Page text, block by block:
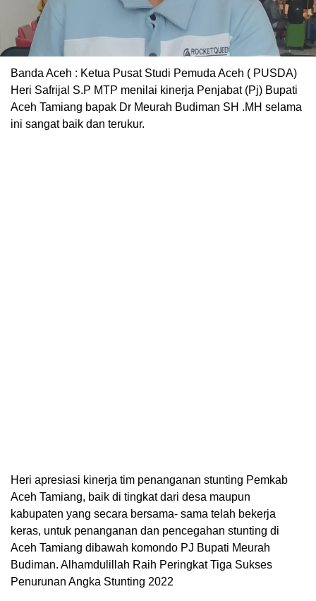
Banda Aceh : Ketua Pusat Studi Pemuda Aceh ( PUSDA)
Heri Safrijal S.P MTP menilai kinerja Penjabat (Pj) Bupati
Aceh Tamiang bapak Dr Meurah Budiman SH .MH selama
ini sangat baik dan terukur.
Heri apresiasi kinerja tim penanganan stunting Pemkab
Aceh Tamiang, baik di tingkat dari desa maupun
kabupaten yang secara bersama- sama telah bekerja
keras, untuk penanganan dan pencegahan stunting di
Aceh Tamiang dibawah komondo PJ Bupati Meurah
Budiman. Alhamdulillah Raih Peringkat Tiga Sukses
Penurunan Angka Stunting 2022